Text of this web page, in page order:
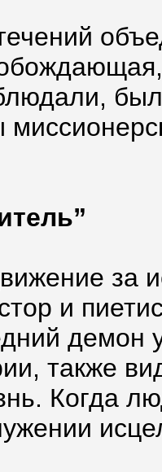
за
и
демон
также
Когда